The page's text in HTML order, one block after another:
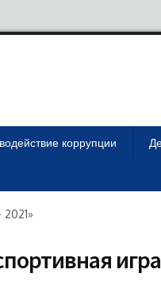
коррупции
игра